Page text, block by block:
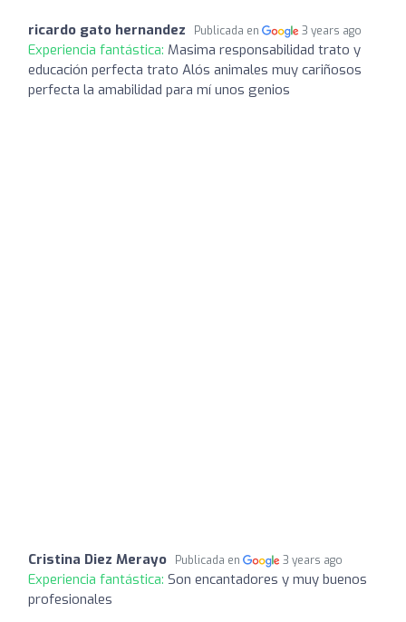
ricardo gato hernandez Publicada en 3 years ago
Experiencia fantástica: Masima responsabilidad trato y
educación perfecta trato Alós animales muy cariñosos
perfecta la amabilidad para mí unos genios
Cristina Diez Merayo Publicada en 3 years ago
Experiencia fantástica: Son encantadores y muy buenos
profesionales